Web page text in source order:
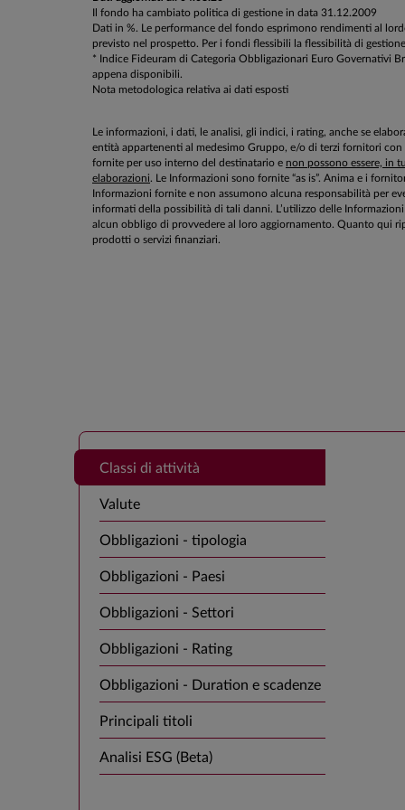
Il fondo ha cambiato politica di gestione in data 31.12.2009
Dati in %. Le performance del fondo esprimono rendimenti al
previsto nel prospetto. Per i fondi flessibili la flessibilità di
* Indice Fideuram di Categoria Obbligazionari Euro Governativi
appena disponibili.
Nota metodologica relativa ai dati esposti
Le informazioni, i dati, le analisi, gli indici, i rating, anche se
entità appartenenti al medesimo Gruppo, e/o di terzi fornitori
fornite per uso interno del destinatario e non possono essere, in
elaborazioni. Le Informazioni sono fornite “as is”. Anima e i
Informazioni fornite e non assumono alcuna responsabilità per
informati della possibilità di tali danni. L’utilizzo delle
alcun obbligo di provvedere al loro aggiornamento. Quanto qui
prodotti o servizi finanziari.
Classi di attività
Valute
Obbligazioni - tipologia
Obbligazioni - Paesi
Obbligazioni - Settori
Obbligazioni - Rating
Obbligazioni - Duration e scadenze
Principali titoli
Analisi ESG (Beta)